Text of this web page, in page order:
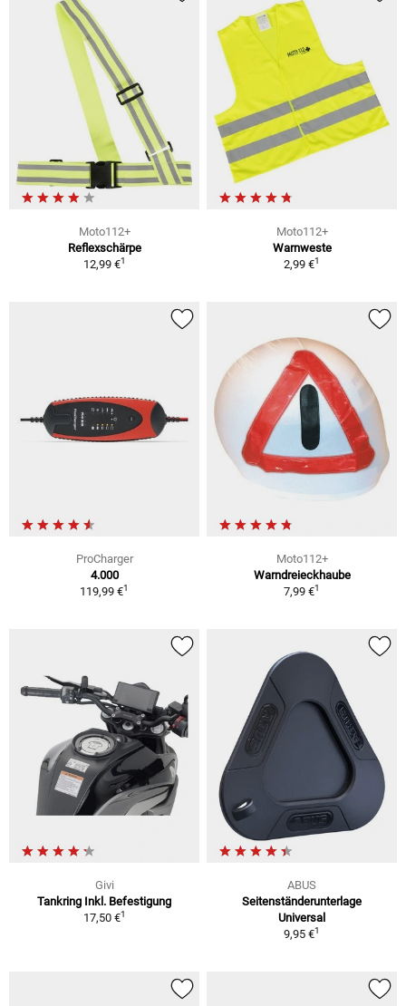
Moto112+
Reflexschärpe
12,99 €1
Moto112+
Warnweste
2,99 €1
ProCharger
4.000
119,99 €1
Moto112+
Warndreieckhaube
7,99 €1
Givi
Tankring Inkl. Befestigung
17,50 €1
ABUS
Seitenständerunterlage
Universal
9,95 €1